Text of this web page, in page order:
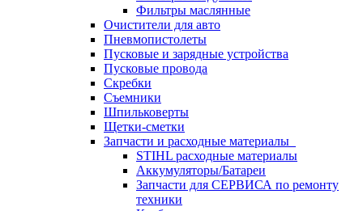
Фильтры маслянные
Очистители для авто
Пневмопистолеты
Пусковые и зарядные устройства
Пусковые провода
Скребки
Съемники
Шпильковерты
Щетки-сметки
Запчасти и расходные материалы
STIHL расходные материалы
Аккумуляторы/Батареи
Запчасти для СЕРВИСА по ремонту
техники